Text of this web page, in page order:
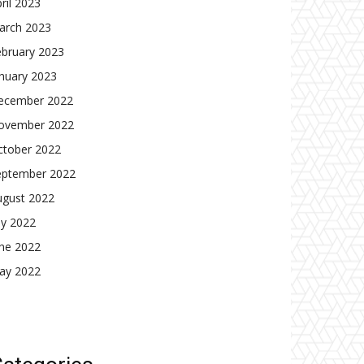
2023
2023
2023
2022
2022
2022
2022
2022
2022
2022
2022